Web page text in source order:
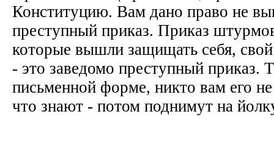
Конституцию. Вам дано право не
преступный приказ. Приказ
которые вышли защищать себя,
- это заведомо преступный приказ.
письменной форме, никто вам его
что знают - потом поднимут на